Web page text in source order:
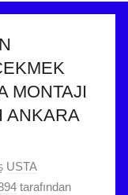
MONTAJI
ANKARA
USTA
tarafından